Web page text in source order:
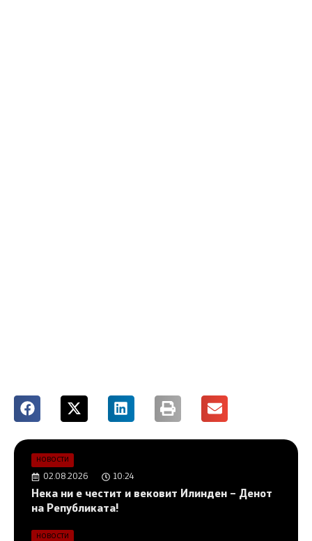
НОВОСТИ
02.08.2026 10:24
Нека ни е честит и вековит Илинден – Денот
на Републиката!
НОВОСТИ